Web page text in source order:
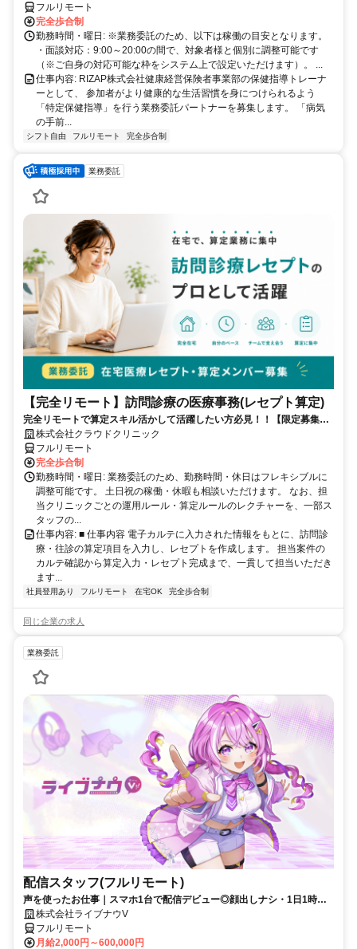
方以降の数時間だけ」など、生活リズムに合わせた時間調整が可能で
す。1件ごとの成果報酬型だから、頑張った分だけ手応えのある収入
に。充実のサポート体制で、安心の在宅ワークを始めませんか？
フルリモート
完全歩合制
勤務時間・曜日: ※業務委託のため、以下は稼働の目安となります。
・面談対応：9:00～20:00の間で、対象者様と個別に調整可能です
（※ご自身の対応可能な枠をシステム上で設定いただけます）。 ...
仕事内容: RIZAP株式会社健康経営保険者事業部の保健指導トレーナ
ーとして、 参加者がより健康的な生活習慣を身につけられるよう
「特定保健指導」を行う業務委託パートナーを募集します。 「病気
の手前...
シフト自由 フルリモート 完全歩合制
業務委託
【完全リモート】訪問診療の医療事務(レセプト算定)
完全リモートで算定スキル活かして活躍したい方必見！！【限定募集】
完全リモート｜在宅医療レセプト算定（成果報酬型／業務委託）
株式会社クラウドクリニック
フルリモート
完全歩合制
勤務時間・曜日: 業務委託のため、勤務時間・休日はフレキシブルに
調整可能です。 土日祝の稼働・休暇も相談いただけます。 なお、担
当クリニックごとの運用ルール・算定ルールのレクチャーを、一部ス
タッフの...
仕事内容: ■ 仕事内容 電子カルテに入力された情報をもとに、訪問診
療・往診の算定項目を入力し、レセプトを作成します。 担当案件の
カルテ確認から算定入力・レセプト完成まで、一貫して担当いただき
ます...
社員登用あり フルリモート 在宅OK 完全歩合制
同じ企業の求人
業務委託
配信スタッフ(フルリモート)
声を使ったお仕事｜スマホ1台で配信デビュー◎顔出しナシ・1日1時間
～OK♪
株式会社ライブナウV
フルリモート
月給2,000円～600,000円